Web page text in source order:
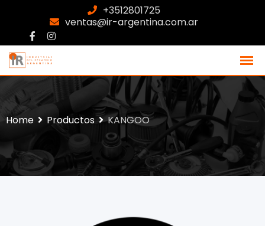
+3512801725
ventas@ir-argentina.com.ar
Home Productos KANGOO